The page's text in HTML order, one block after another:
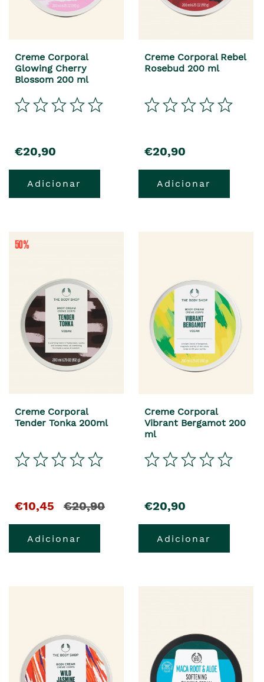
Creme Corporal
Glowing Cherry
Blossom 200 ml
€20,90
Adicionar
Creme Corporal Rebel
Rosebud 200 ml
€20,90
Adicionar
Creme Corporal
Tender Tonka 200ml
€10,45 €20,90
Adicionar
Creme Corporal
Vibrant Bergamot 200
ml
€20,90
Adicionar